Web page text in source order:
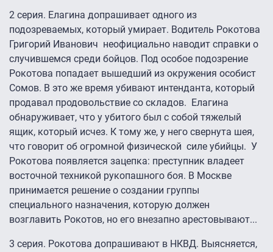
2 серия. Елагина допрашивает одного из
подозреваемых, который умирает. Водитель Рокотова
Григорий Иванович неофициально наводит справки о
случившемся среди бойцов. Под особое подозрение
Рокотова попадает вышедший из окружения особист
Сомов. В это же время убивают интенданта, который
продавал продовольствие со складов. Елагина
обнаруживает, что у убитого был с собой тяжелый
ящик, который исчез. К тому же, у него свернута шея,
что говорит об огромной физической силе убийцы. У
Рокотова появляется зацепка: преступник владеет
восточной техникой рукопашного боя. В Москве
принимается решение о создании группы
специального назначения, которую должен
возглавить Рокотов, но его внезапно арестовывают...
3 серия. Рокотова допрашивают в НКВД. Выясняется,